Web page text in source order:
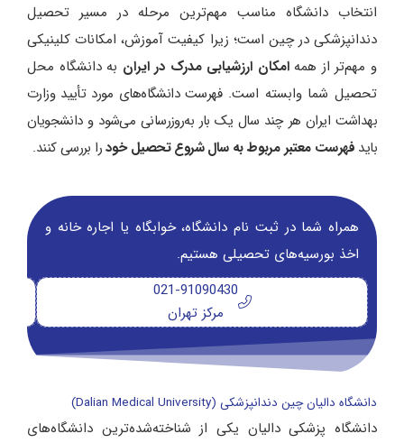
انتخاب دانشگاه مناسب مهم‌ترین مرحله در مسیر تحصیل
دندانپزشکی در چین است؛ زیرا کیفیت آموزش، امکانات کلینیکی
و مهم‌تر از همهامکان ارزشیابی مدرک در ایران به دانشگاه محل
تحصیل شما وابسته است.فهرست دانشگاه‌های مورد تأیید وزارت
بهداشت ایران هر چند سال یک بار به‌روزرسانی می‌شود و دانشجویان
باید فهرست معتبر مربوط به سال شروع تحصیل خودرا بررسی کنند.
همراه شما در ثبت نام دانشگاه‌، خوابگاه یا اجاره خانه و
اخذ بورسیه‌های تحصیلی هستیم.
021-91090430
مرکز تهران
دانشگاه دالیان چین دندانپزشکی (Dalian Medical University)
دانشگاه پزشکی دالیان یکی از شناخته‌شده‌ترین دانشگاه‌های